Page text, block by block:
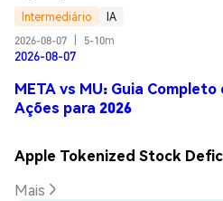
Intermediário
IA
2026-08-07
5-10m
2026-08-07
META vs MU: Guia
Ações para 2026
Apple Tokenized Stock
Mais